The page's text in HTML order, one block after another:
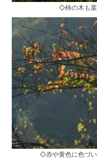
◇柿の木も葉
◇赤や黄色に色づい